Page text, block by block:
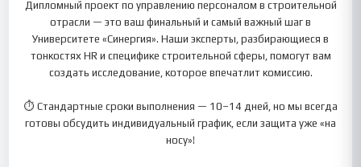
Дипломный проект по управлению персоналом в строительной
отрасли — это ваш финальный и самый важный шаг в
Университете «Синергия». Наши эксперты, разбирающиеся в
тонкостях HR и специфике строительной сферы, помогут вам
создать исследование, которое впечатлит комиссию.
⏱️ Стандартные сроки выполнения — 10–14 дней, но мы всегда
готовы обсудить индивидуальный график, если защита уже «на
носу»!